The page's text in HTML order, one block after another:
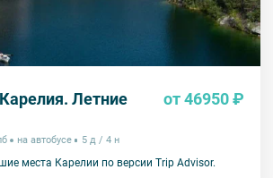
Летние
от 46950 ₽
на автобусе 5 д / 4 н
места Карелии по версии Trip Advisor.